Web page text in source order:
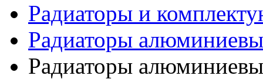
Радиаторы и
Радиаторы
Радиаторы